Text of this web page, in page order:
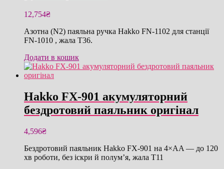
12,754₴
Азотна (N2) паяльна ручка Hakko FN-1102 для станції
FN-1010 , жала T36.
Додати в кошик
Hakko FX-901 акумуляторний
бездротовий паяльник оригінал
4,596₴
Бездротовий паяльник Hakko FX-901 на 4×AA — до 120
хв роботи, без іскри й полум’я, жала T11